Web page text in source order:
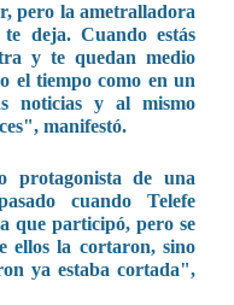
pero la ametralladora
deja. Cuando estás
y te quedan medio
el tiempo como en un
noticias y al mismo
manifestó.
protagonista de una
cuando Telefe
que participó, pero se
ellos la cortaron, sino
ya estaba cortada",